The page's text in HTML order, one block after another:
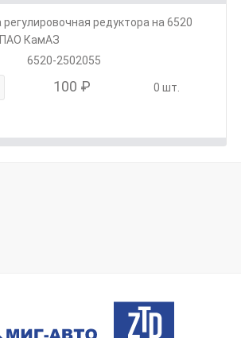
регулировочная редуктора на 6520
КамАЗ
6520-2502055
100 ₽ 0 шт.